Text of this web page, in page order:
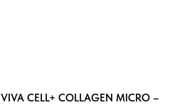
VIVA CELL+ COLLAGEN MICRO –